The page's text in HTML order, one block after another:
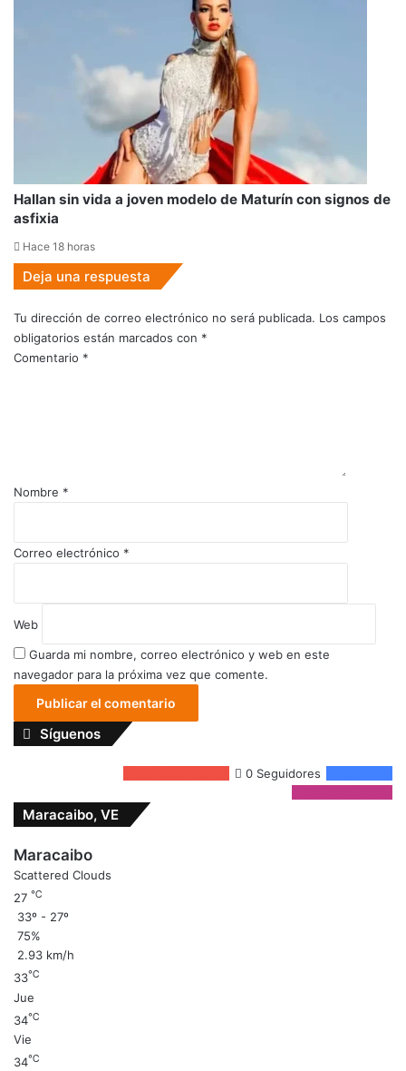
Hallan sin vida a joven modelo de Maturín con signos de
asfixia
Hace 18 horas
Deja una respuesta
Tu dirección de correo electrónico no será publicada. Los campos
obligatorios están marcados con *
Comentario *
Nombre *
Correo electrónico *
Web
Guarda mi nombre, correo electrónico y web en este
navegador para la próxima vez que comente.
Síguenos
0 Seguidores
Maracaibo, VE
Maracaibo
Scattered Clouds
27 ℃
33º - 27º
75%
2.93 km/h
33℃
Jue
34℃
Vie
34℃